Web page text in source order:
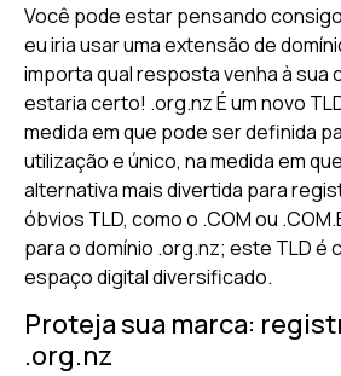
Você pode estar pensando
eu iria usar uma extensão de
importa qual resposta venha à sua
estaria certo! .org.nz É um novo
medida em que pode ser definida
utilização e único, na medida em
alternativa mais divertida para
óbvios TLD, como o .COM ou
para o domínio .org.nz; este TLD é
espaço digital diversificado.
Proteja sua marca:
.org.nz